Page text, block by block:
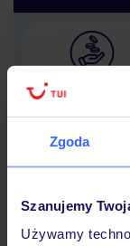
Zgoda
Szanujemy
Używamy
Lider niskich
Hotel